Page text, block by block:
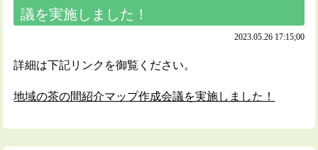
議を実施しました！
2023.05.26 17:15;00
詳細は下記リンクを御覧ください。
地域の茶の間紹介マップ作成会議を実施しました！